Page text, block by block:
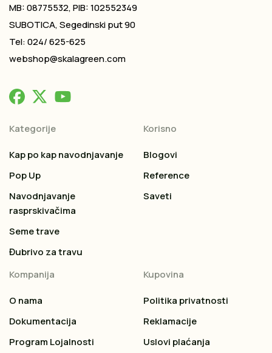
MB: 08775532, PIB: 102552349
SUBOTICA, Segedinski put 90
Tel: 024/ 625-625
webshop@skalagreen.com
Kategorije
Kap po kap navodnjavanje
Pop Up
Navodnjavanje
rasprskivačima
Seme trave
Đubrivo za travu
Korisno
Blogovi
Reference
Saveti
Kompanija
O nama
Dokumentacija
Program Lojalnosti
Kupovina
Politika privatnosti
Reklamacije
Uslovi plaćanja